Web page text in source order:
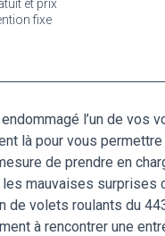
et prix
fixe
l’un de vos
là pour vous
de prendre en
mauvaises surprises
de volets roulants du
à rencontrer une